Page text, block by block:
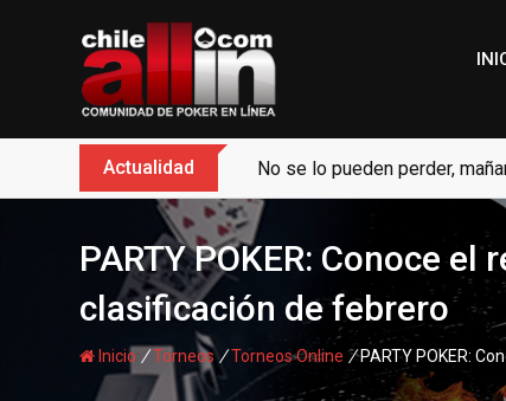
Actualidad No se lo pueden perder,
PARTY POKER: Conoce
clasificación de febrero
Inicio /Torneos/Torneos Online /PARTY POKER: